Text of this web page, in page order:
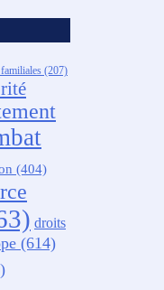
(207)
(404)
droits
(614)